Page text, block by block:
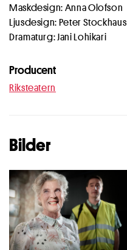
Maskdesign: Anna Olofson
Ljusdesign: Peter Stockhaus
Dramaturg: Jani Lohikari
Producent
Riksteatern
Bilder